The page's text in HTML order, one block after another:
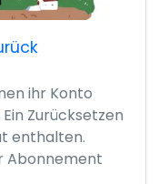
ihr Konto
Zurücksetzen
enthalten.
Abonnement